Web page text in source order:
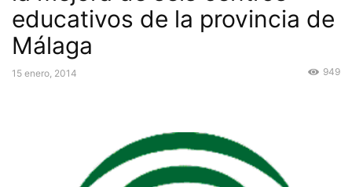
educativos de la provincia de
Málaga
15 enero, 2014 949